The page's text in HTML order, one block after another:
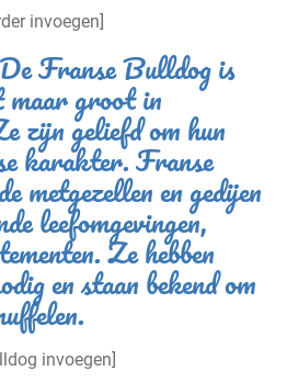
invoegen]
Franse Bulldog is
maar groot in
zijn geliefd om hun
karakter. Franse
metgezellen en gedijen
leefomgevingen,
Ze hebben
en staan bekend om
invoegen]